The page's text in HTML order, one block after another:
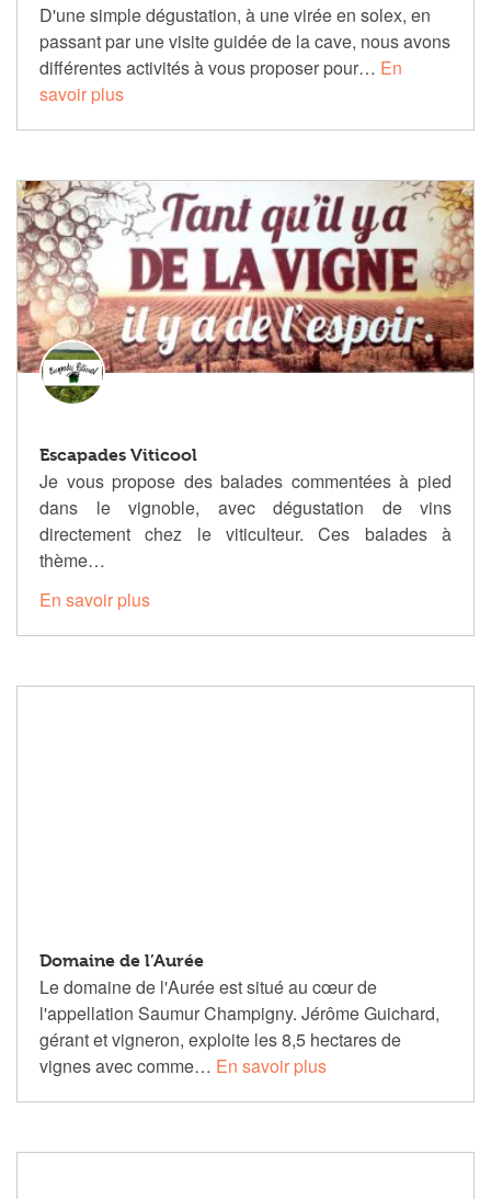
D'une simple dégustation, à une virée en solex, en
passant par une visite guidée de la cave, nous avons
différentes activités à vous proposer pour… En
savoir plus
Escapades Viticool
Je vous propose des balades commentées à pied
dans le vignoble, avec dégustation de vins
directement chez le viticulteur. Ces balades à
thème…
En savoir plus
Domaine de l’Aurée
Le domaine de l'Aurée est situé au cœur de
l'appellation Saumur Champigny. Jérôme Guichard,
gérant et vigneron, exploite les 8,5 hectares de
vignes avec comme… En savoir plus